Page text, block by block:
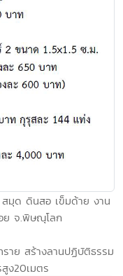
มุด ดินสอ เข็มด้าย งาน
ย จ.พิษณุโลก
ย สร้างลานปฏิบัติธรรม
ง20เมตร